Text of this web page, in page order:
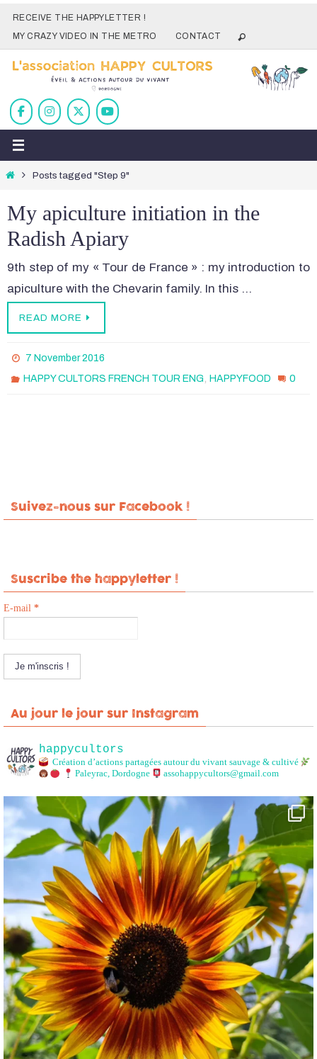
SkipRECEIVE THE HAPPYLETTER !
MY CRAZY VIDEO IN THE METRO
CONTACT
HomePosts tagged "Step 9"
My apiculture initiation in the
Radish Apiary
9th step of my « Tour de France » : my introduction to
apiculture with the Chevarin family. In this …
READ MORE
7 November 2016
HAPPY CULTORS FRENCH TOUR ENG ,HAPPYFOOD 0
Suivez-nous sur Facebook !
Suscribe the happyletter !
E-mail *
Au jour le jour sur Instagram
happycultors
Création d’actions partagées autour du vivant sauvage & cultivé
Paleyrac, Dordogne
assohappycultors@gmail.com